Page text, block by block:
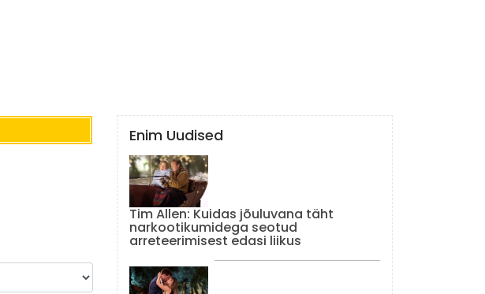
Enim Uudised
Tim Allen: Kuidas jõuluvana täht
narkootikumidega seotud
arreteerimisest edasi liikus